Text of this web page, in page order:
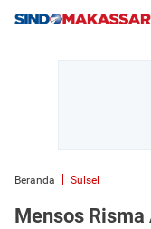
Beranda Sulsel
Mensos